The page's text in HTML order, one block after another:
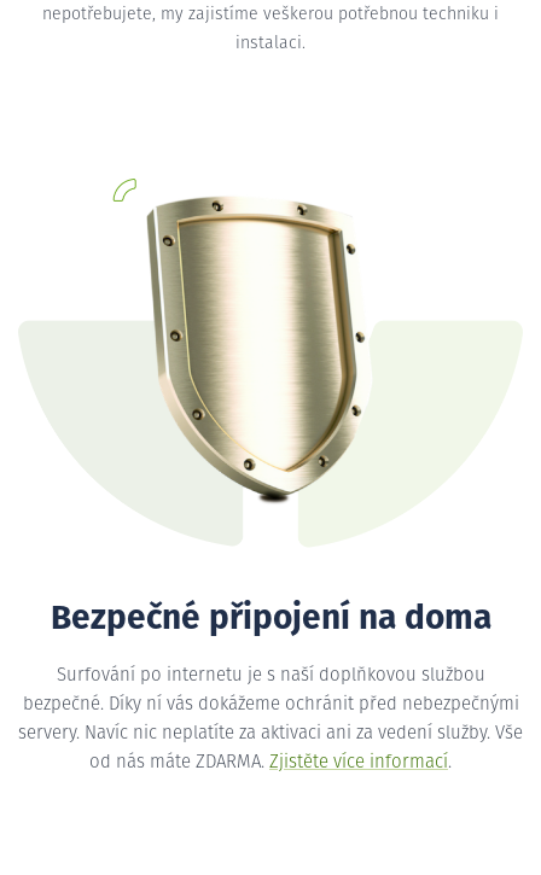
nepotřebujete, my zajistíme veškerou potřebnou techniku i
instalaci.
Bezpečné připojení na doma
Surfování po internetu je s naší doplňkovou službou
bezpečné. Díky ní vás dokážeme ochránit před nebezpečnými
servery. Navíc nic neplatíte za aktivaci ani za vedení služby. Vše
od nás máte ZDARMA. Zjistěte více informací.